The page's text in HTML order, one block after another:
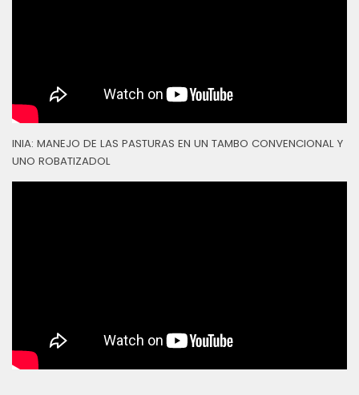
INIA: MANEJO DE LAS PASTURAS EN UN TAMBO CONVENCIONAL Y
UNO ROBATIZADOL